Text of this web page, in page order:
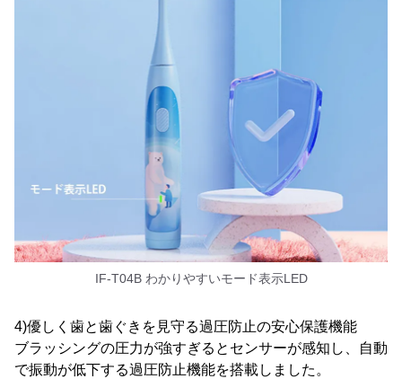
IF-T04B わかりやすいモード表示LED
4)優しく歯と歯ぐきを見守る過圧防止の安心保護機能
ブラッシングの圧力が強すぎるとセンサーが感知し、自動
で振動が低下する過圧防止機能を搭載しました。